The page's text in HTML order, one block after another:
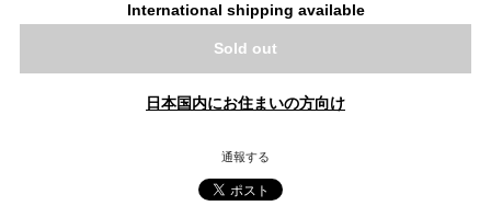
International shipping available
Sold out
日本国内にお住まいの方向け
通報する